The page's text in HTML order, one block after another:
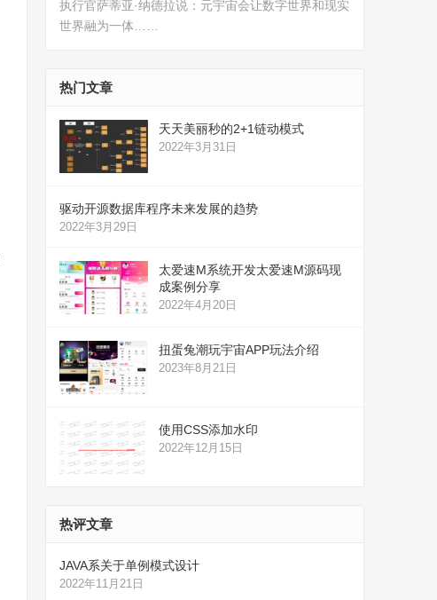
执行官萨蒂亚·纳德拉说：元宇宙会让数字世界和现实
世界融为一体……
热门文章
天天美丽秒的2+1链动模式
2022年3月31日
驱动开源数据库程序未来发展的趋势
2022年3月29日
太爱速M系统开发太爱速M源码现
成案例分享
2022年4月20日
扭蛋兔潮玩宇宙APP玩法介绍
2023年8月21日
使用CSS添加水印
2022年12月15日
热评文章
JAVA系关于单例模式设计
2022年11月21日